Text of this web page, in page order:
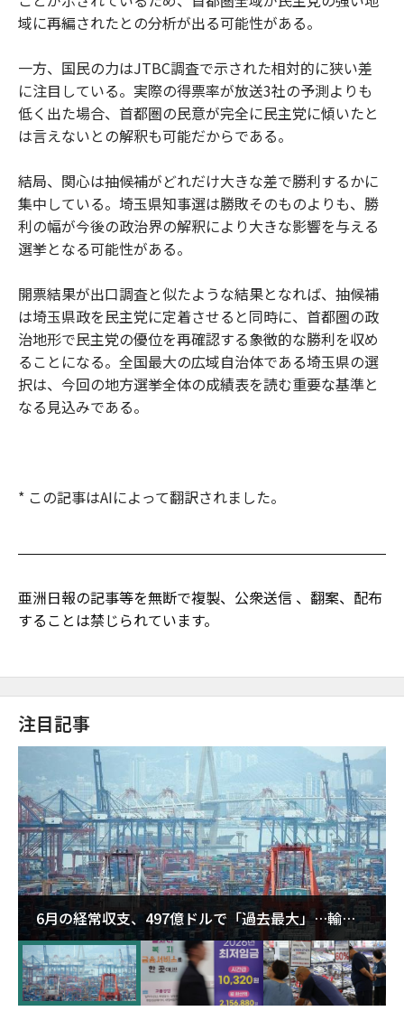
域に再編されたとの分析が出る可能性がある。
一方、国民の力はJTBC調査で示された相対的に狭い差
に注目している。実際の得票率が放送3社の予測よりも
低く出た場合、首都圏の民意が完全に民主党に傾いたと
は言えないとの解釈も可能だからである。
結局、関心は抽候補がどれだけ大きな差で勝利するかに
集中している。埼玉県知事選は勝敗そのものよりも、勝
利の幅が今後の政治界の解釈により大きな影響を与える
選挙となる可能性がある。
開票結果が出口調査と似たような結果となれば、抽候補
は埼玉県政を民主党に定着させると同時に、首都圏の政
治地形で民主党の優位を再確認する象徴的な勝利を収め
ることになる。全国最大の広域自治体である埼玉県の選
択は、今回の地方選挙全体の成績表を読む重要な基準と
なる見込みである。
* この記事はAIによって翻訳されました。
亜洲日報の記事等を無断で複製、公衆送信 、翻案、配布
することは禁じられています。
注目記事
6月の経常収支、497億ドルで「過去最大」…輸出
が初の1000億ドル突破